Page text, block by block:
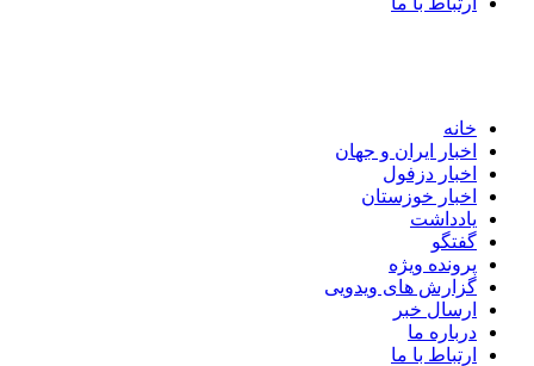
خانه
اخبار ایران و جهان
اخبار دزفول
اخبار خوزستان
یادداشت
گفتگو
پرونده ویژه
گزارش های ویدویی
ارسال خبر
درباره ما
ارتباط با ما